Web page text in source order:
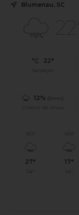
Blumenau, SC
22°
22°
Sensação
12% (0mm)
Chance de chuva
SEX
27°
14°
SÁB
17°
14°